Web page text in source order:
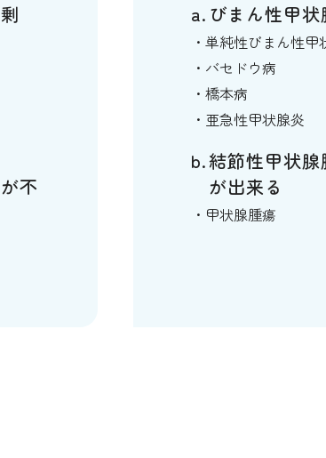
不
びまん性甲
単純性びまん性甲
バセドウ病
橋本病
亜急性甲状腺炎
結節性甲状腺
が出来る
甲状腺腫瘍